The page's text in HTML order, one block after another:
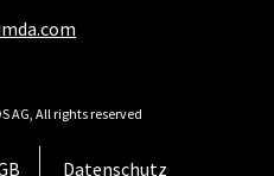
Datenschutz
AG, All rights reserved